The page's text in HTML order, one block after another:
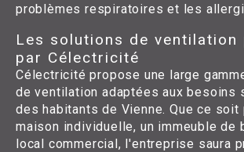
problèmes respiratoires et les
Les solutions de ventilation
par Célectricité
Célectricité propose une large
de ventilation adaptées aux besoins
des habitants de Vienne. Que ce soit
maison individuelle, un immeuble de
local commercial, l'entreprise saura